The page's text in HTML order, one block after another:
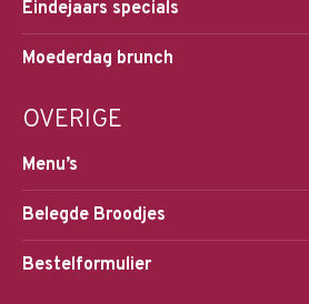
Eindejaars specials
Moederdag brunch
OVERIGE
Menu’s
Belegde Broodjes
Bestelformulier